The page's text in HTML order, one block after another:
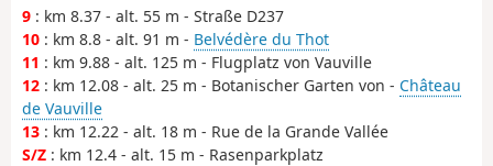
9 : km 8.37 - alt. 55 m - Straße D237
10 : km 8.8 - alt. 91 m - Belvédère du Thot
11 : km 9.88 - alt. 125 m - Flugplatz von Vauville
12 : km 12.08 - alt. 25 m - Botanischer Garten von - Château
de Vauville
13 : km 12.22 - alt. 18 m - Rue de la Grande Vallée
S/Z : km 12.4 - alt. 15 m - Rasenparkplatz